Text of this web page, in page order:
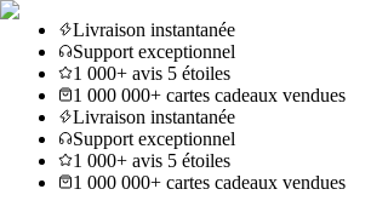
Livraison instantanée
Support exceptionnel
1 000+ avis 5 étoiles
1 000 000+ cartes cadeaux vendues
Livraison instantanée
Support exceptionnel
1 000+ avis 5 étoiles
1 000 000+ cartes cadeaux vendues